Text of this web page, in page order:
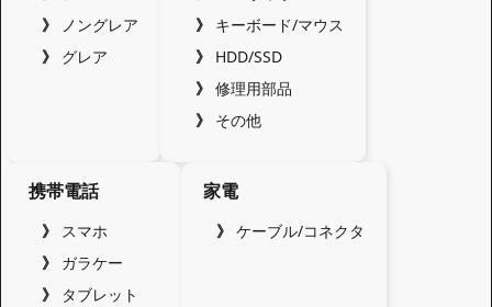
ノングレア
グレア
キーボード/マウス
HDD/SSD
修理用部品
その他
携帯電話
スマホ
ガラケー
タブレット
家電
ケーブル/コネクタ